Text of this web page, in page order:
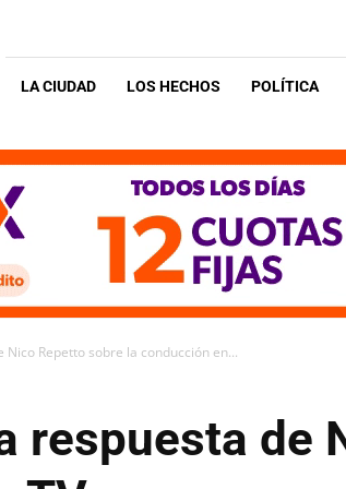
LA CIUDAD LOS HECHOS POLÍTICA
Nico Repetto sobre la conducción en...
respuesta de